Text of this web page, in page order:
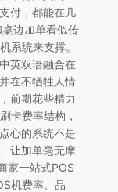
付，都能在几
边加单看似传
系统来支撑。
英双语融合在
在不牺牲人情
前期花些精力
卡费率结构，
心的系统不是
让加单毫无摩
家一站式POS
机费率、品